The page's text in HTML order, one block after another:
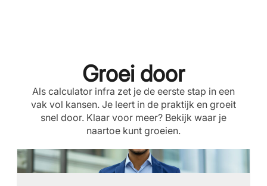
Groei door
Als calculator infra zet je de eerste stap in een
vak vol kansen. Je leert in de praktijk en groeit
snel door. Klaar voor meer? Bekijk waar je
naartoe kunt groeien.